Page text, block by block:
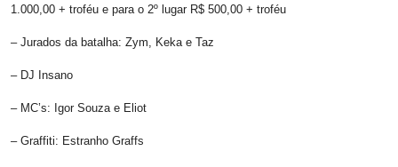
1.000,00 + troféu e para o 2º lugar R$ 500,00 + troféu
– Jurados da batalha: Zym, Keka e Taz
– DJ Insano
– MC’s: Igor Souza e Eliot
– Graffiti: Estranho Graffs